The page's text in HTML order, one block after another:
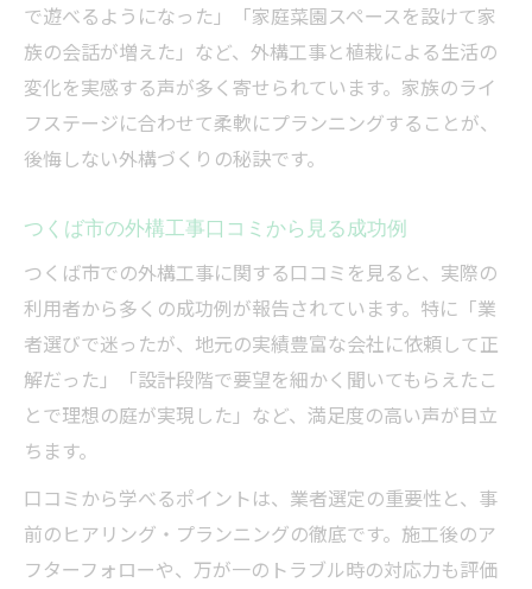
で遊べるようになった」「家庭菜園スペースを設けて家
族の会話が増えた」など、外構工事と植栽による生活の
変化を実感する声が多く寄せられています。家族のライ
フステージに合わせて柔軟にプランニングすることが、
後悔しない外構づくりの秘訣です。
つくば市の外構工事口コミから見る成功例
つくば市での外構工事に関する口コミを見ると、実際の
利用者から多くの成功例が報告されています。特に「業
者選びで迷ったが、地元の実績豊富な会社に依頼して正
解だった」「設計段階で要望を細かく聞いてもらえたこ
とで理想の庭が実現した」など、満足度の高い声が目立
ちます。
口コミから学べるポイントは、業者選定の重要性と、事
前のヒアリング・プランニングの徹底です。施工後のア
フターフォローや、万が一のトラブル時の対応力も評価